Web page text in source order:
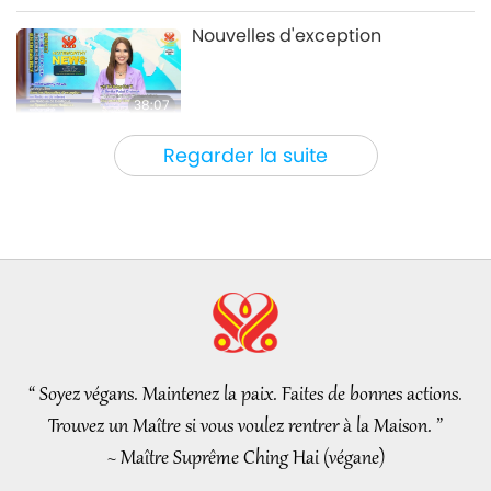
croustillant)
Regarder la suite
38:07
Nouvelles d'exception
Nouvelles d'exception 2026-08-05
22:27
Au-delà du calcium : les
façonnent vos os
“ Soyez végans. Maintenez la paix. Faites de bonnes actions.
Trouvez un Maître si vous voulez rentrer à la Maison. ”
~ Maître Suprême Ching Hai (végane)